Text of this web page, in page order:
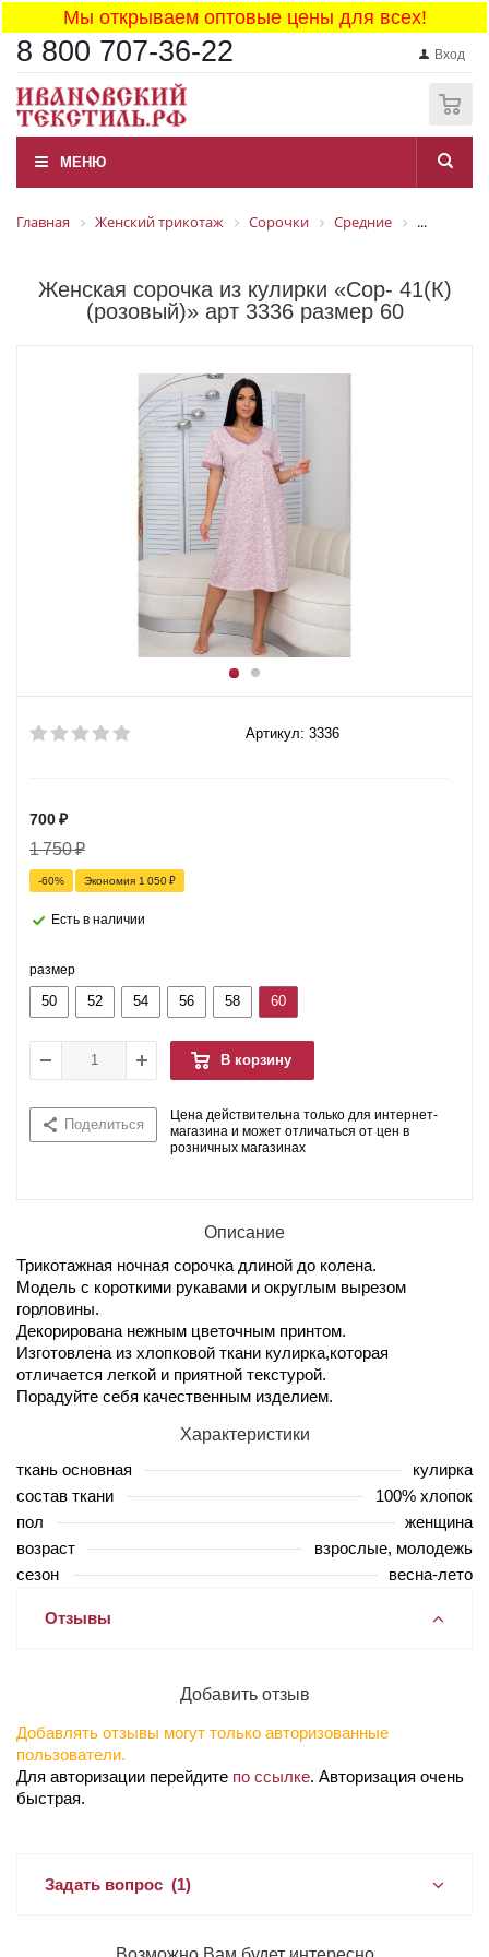
Мы открываем оптовые цены для всех!
8 800 707-36-22 Вход
МЕНЮ
Главная Женский трикотаж Сорочки Средние ...
Женская сорочка из кулирки «Сор- 41(К)
(розовый)» арт 3336 размер 60
Артикул: 3336
700₽
1 750₽
-60% Экономия 1 050₽
Есть в наличии
размер
50 52 54 56 58 60
В корзину
Поделиться
Цена действительна только для интернет-
магазина и может отличаться от цен в
розничных магазинах
Описание
Трикотажная ночная сорочка длиной до колена.
Модель с короткими рукавами и округлым вырезом
горловины.
Декорирована нежным цветочным принтом.
Изготовлена из хлопковой ткани кулирка,которая
отличается легкой и приятной текстурой.
Порадуйте себя качественным изделием.
Характеристики
ткань основная
кулирка
состав ткани
100% хлопок
пол
женщина
возраст
взрослые, молодежь
сезон
весна-лето
Отзывы
Добавить отзыв
Добавлять отзывы могут только авторизованные
пользователи.
Для авторизации перейдите по ссылке. Авторизация очень
быстрая.
Задать вопрос (1)